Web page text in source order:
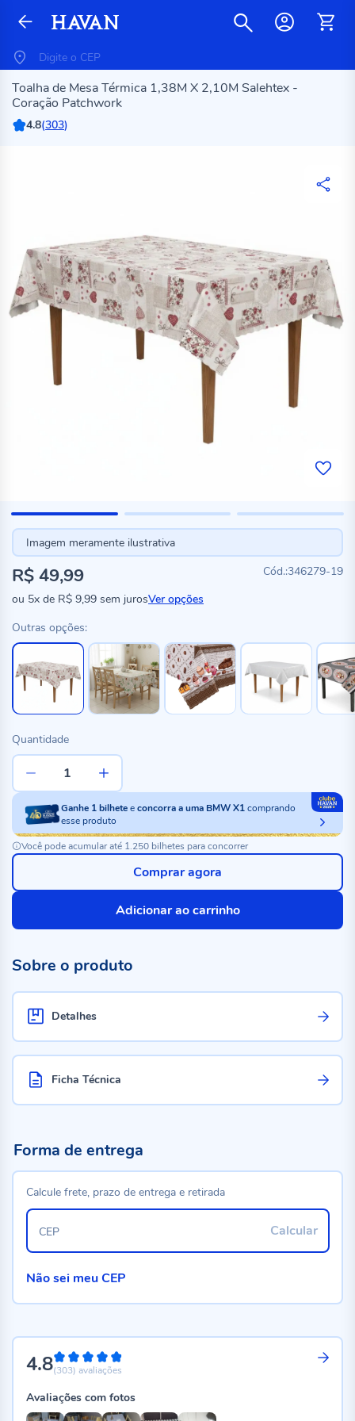
Toalha de Mesa Térmica 1,38M X 2,10M Salehtex -
Coração Patchwork
4.8(303)
Imagem meramente ilustrativa
346279-19
R$ 49,99
ou 5x de R$ 9,99 sem jurosVer opções
Outras opções:
Quantidade
Ganhe 1bilheteeconcorra a uma BMW X1comprando
esse produto
Você pode acumular até 1.250 bilhetes para concorrer
Adicionar ao carrinho
Comprar agora
Sobre o produto
Detalhes
Ficha Técnica
4.896%
(303) avaliações
Avaliações com fotos
Forma de entrega
Calcule frete, prazo de entrega e retirada
Calcular
CEP
Não sei meu CEP